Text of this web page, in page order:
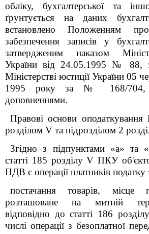
обліку, бухгалтерської та
ґрунтується на даних
встановлено Положенням
забезпечення записів у
затвердженим наказом
України від 24.05.1995 № 88,
Міністерстві юстиції України 05
1995 року за № 168/704,
доповненнями.
Правові основи
розділом V та підрозділом 2
Згідно з підпунктами «а» та
статті 185 розділу V ПКУ
ПДВ є операції платників податку
постачання товарів, місце
розташоване на митній
відповідно до статті 186
числі операції з безоплатної